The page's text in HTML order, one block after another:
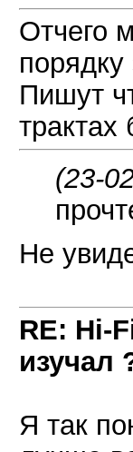
Отчего
Пишут
трактах
(23-
Не
RE: Hi-
изучал
Я так